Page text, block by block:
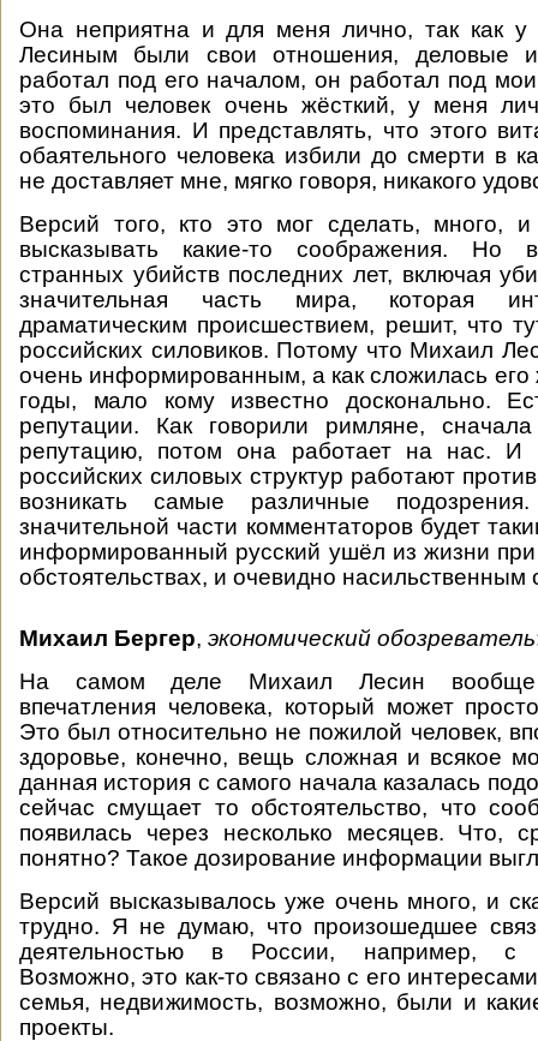
Она неприятна и для меня лично, так как
Лесиным были свои отношения, деловые
работал под его началом, он работал под
это был человек очень жёсткий, у меня
воспоминания. И представлять, что этого
обаятельного человека избили до смерти в
не доставляет мне, мягко говоря, никакого
Версий того, кто это мог сделать, много,
высказывать какие-то соображения. Но
странных убийств последних лет, включая
значительная часть мира, которая
драматическим происшествием, решит, что
российских силовиков. Потому что Михаил
очень информированным, а как сложилась его
годы, мало кому известно досконально.
репутации. Как говорили римляне,
репутацию, потом она работает на нас. И
российских силовых структур работают
возникать самые различные
значительной части комментаторов будет
информированный русский ушёл из жизни
обстоятельствах, и очевидно насильственным
Михаил Бергер, экономический обозреватель
На самом деле Михаил Лесин вообще
впечатления человека, который может
Это был относительно не пожилой человек,
здоровье, конечно, вещь сложная и всякое
данная история с самого начала казалась
сейчас смущает то обстоятельство, что
появилась через несколько месяцев. Что,
понятно? Такое дозирование информации
Версий высказывалось уже очень много, и
трудно. Я не думаю, что произошедшее
деятельностью в России, например, с
Возможно, это как-то связано с его
семья, недвижимость, возможно, были и
проекты.